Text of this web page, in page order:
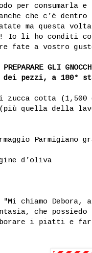
per consumarla
che c’è
ma questa
Io li ho conditi
fate a vostro
PREPARARE GLI
dei pezzi, a 180°
zucca cotta (1,500
quella della
Parmigiano
d’oliva
"Mi chiamo Debora,
che possiedo
i piatti e